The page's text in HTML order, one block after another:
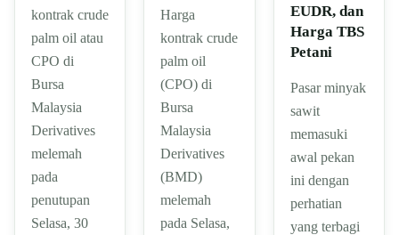
kontrak crude
palm oil atau
CPO di
Bursa
Malaysia
Derivatives
melemah
pada
penutupan
Selasa, 30
Harga
kontrak crude
palm oil
(CPO) di
Bursa
Malaysia
Derivatives
(BMD)
melemah
pada Selasa,
EUDR, dan
Harga TBS
Petani
Pasar minyak
sawit
memasuki
awal pekan
ini dengan
perhatian
yang terbagi